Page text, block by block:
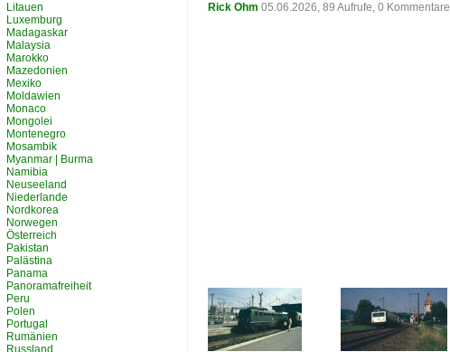
Rick Ohm 05.06.2026, 89 Aufrufe, 0 Kommentare
Litauen
Luxemburg
Madagaskar
Malaysia
Marokko
Mazedonien
Mexiko
Moldawien
Monaco
Mongolei
Montenegro
Mosambik
Myanmar | Burma
Namibia
Neuseeland
Niederlande
Nordkorea
Norwegen
Österreich
Pakistan
Palästina
Panama
Panoramafreiheit
Peru
Polen
Portugal
Rumänien
Russland